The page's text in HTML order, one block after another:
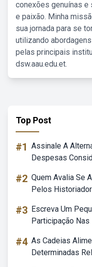
conexões genuínas e
e paixão. Minha
sua jornada para se
utilizando
pelas principais
dsw.aau.edu.et.
Top Post
#1 Assinale A
Despesas
#2 Quem Avalia Se
Pelos
#3 Escreva Um
Participação
#4 As Cadeias
Determinadas